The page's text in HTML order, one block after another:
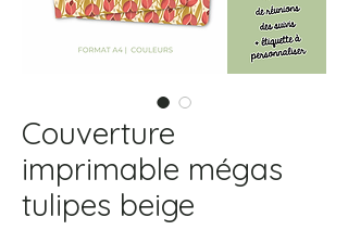
Couverture
imprimable mégas
tulipes beige